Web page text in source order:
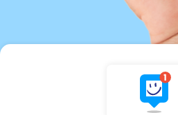
2026 - 8h00. (*)
Les nouvelles
restrictions
particuliers,
collectivités et
Concernant l’eau